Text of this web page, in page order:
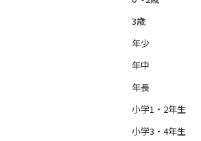
3歳
年少
年中
年長
小学1・2年生
小学3・4年生